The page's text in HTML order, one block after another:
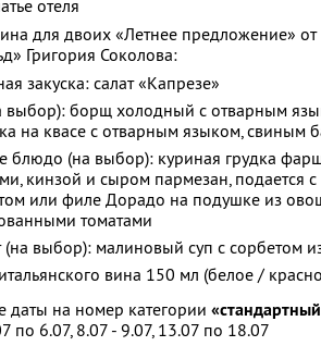
отеля
для двоих «Летнее предложение»
Григория Соколова:
закуска: салат «Капрезе»
выбор): борщ холодный с отварным
на квасе с отварным языком, свиным
блюдо (на выбор): куриная грудка
кинзой и сыром пармезан, подается
или филе Дорадо на подушке из
томатами
(на выбор): малиновый суп с сорбетом
вина 150 мл (белое /
даты на номер категории
по 6.07, 8.07 - 9.07, 13.07 по 18.07